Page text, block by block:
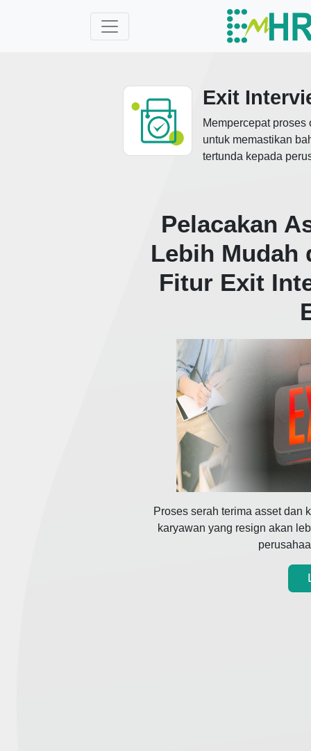
Exit
Mempercepat
untuk memastikan
tertunda kepada
Pelacakan
Lebih Mudah
Fitur Exit
Proses serah terima asset dan
karyawan yang resign akan